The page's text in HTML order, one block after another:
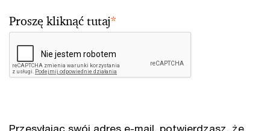
Proszę kliknąć tutaj*
Przesyłając swój adres e-mail, potwierdzasz, że